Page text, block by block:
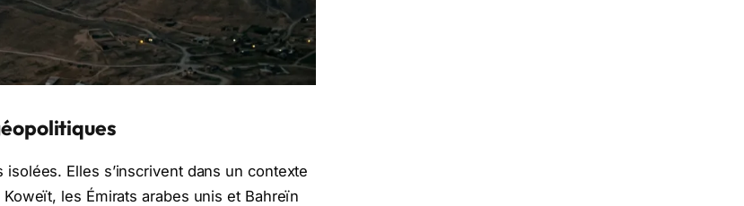
Elles s’inscrivent dans un contexte
les Émirats arabes unis et Bahreïn